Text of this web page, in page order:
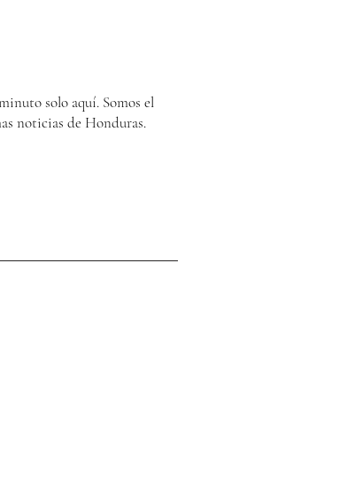
solo aquí. Somos el
noticias de Honduras.